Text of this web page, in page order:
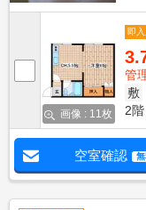
画像 : 11枚
即
管
敷
2階
空室確認